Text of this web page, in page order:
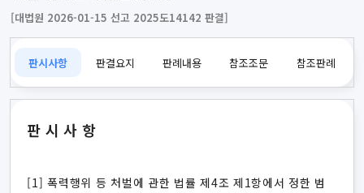
[대법원 2026-01-15 선고 2025도14142 판결]
판시사항 판결요지 판례내용 참조조문 참조판례
판시사항
[1] 폭력행위 등 처벌에 관한 법률 제4조 제1항에서 정한 범